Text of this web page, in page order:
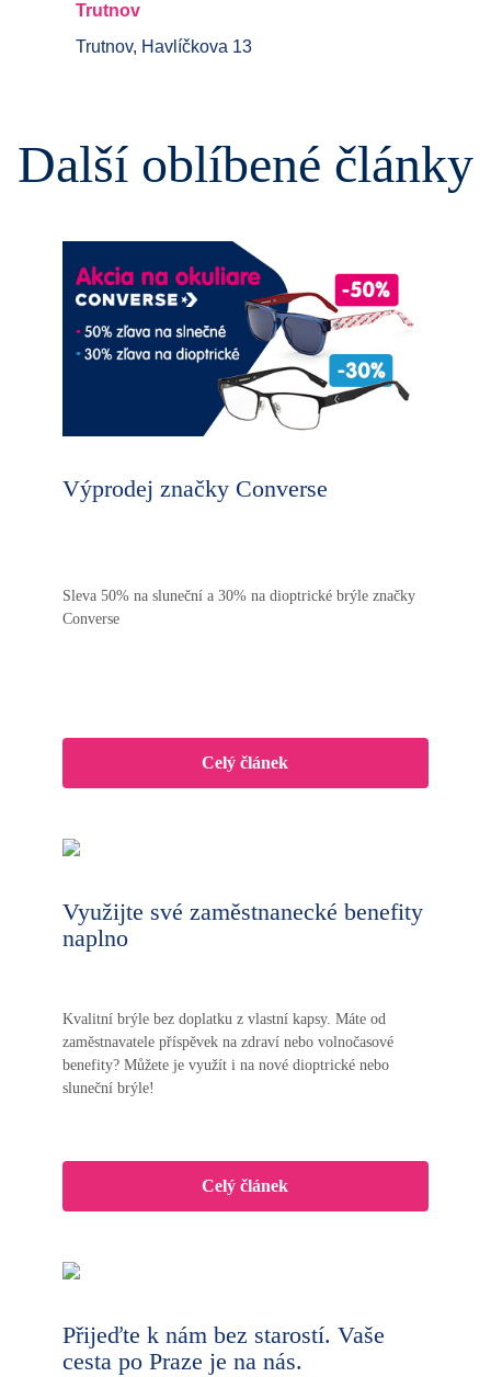
Trutnov
Trutnov, Havlíčkova 13
Další oblíbené články
Výprodej značky Converse
Sleva 50% na sluneční a 30% na dioptrické brýle značky
Converse
Celý článek
Využijte své zaměstnanecké benefity
naplno
Kvalitní brýle bez doplatku z vlastní kapsy. Máte od
zaměstnavatele příspěvek na zdraví nebo volnočasové
benefity? Můžete je využít i na nové dioptrické nebo
sluneční brýle!
Celý článek
Přijeďte k nám bez starostí. Vaše
cesta po Praze je na nás.